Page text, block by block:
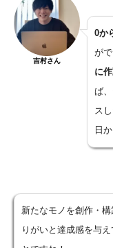
吉村さん
0か
が
に
ば
ス
日
新たなモノを創作・
りがいと達成感を与